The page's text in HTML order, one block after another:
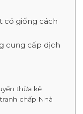
có giống cách
cung cấp dịch
thừa kế
chấp Nhà